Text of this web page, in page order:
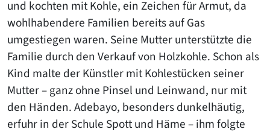
und kochten mit Kohle, ein Zeichen für Armut, da
wohlhabendere Familien bereits auf Gas
umgestiegen waren. Seine Mutter unterstützte die
Familie durch den Verkauf von Holzkohle. Schon als
Kind malte der Künstler mit Kohlestücken seiner
Mutter – ganz ohne Pinsel und Leinwand, nur mit
den Händen. Adebayo, besonders dunkelhäutig,
erfuhr in der Schule Spott und Häme – ihm folgte